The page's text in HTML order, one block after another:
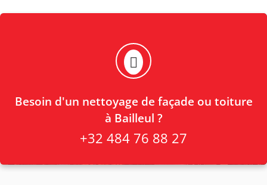
Besoin d'un nettoyage de façade ou toiture
à Bailleul ?
+32 484 76 88 27